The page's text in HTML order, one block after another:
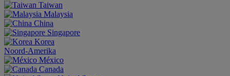
Taiwan
Malaysia
China
Singapore
Korea
Noord-Amerika
México
Canada